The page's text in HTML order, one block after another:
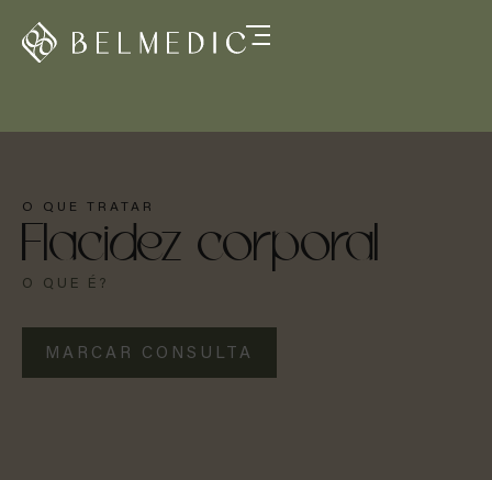
O QUE TRATAR
Flacidez corporal
O QUE É?
MARCAR CONSULTA